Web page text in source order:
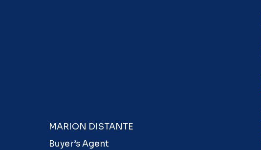
MARION DISTANTE
Buyer’s Agent